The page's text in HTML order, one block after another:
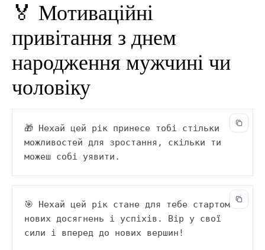
🏅 Мотиваційні
привітання з днем
народження мужчині чи
чоловіку
🎁 Нехай цей рік принесе тобі стільки
можливостей для зростання, скільки ти
можеш собі уявити.
🎯 Нехай цей рік стане для тебе стартом
нових досягнень і успіхів. Вір у свої
сили і вперед до нових вершин!